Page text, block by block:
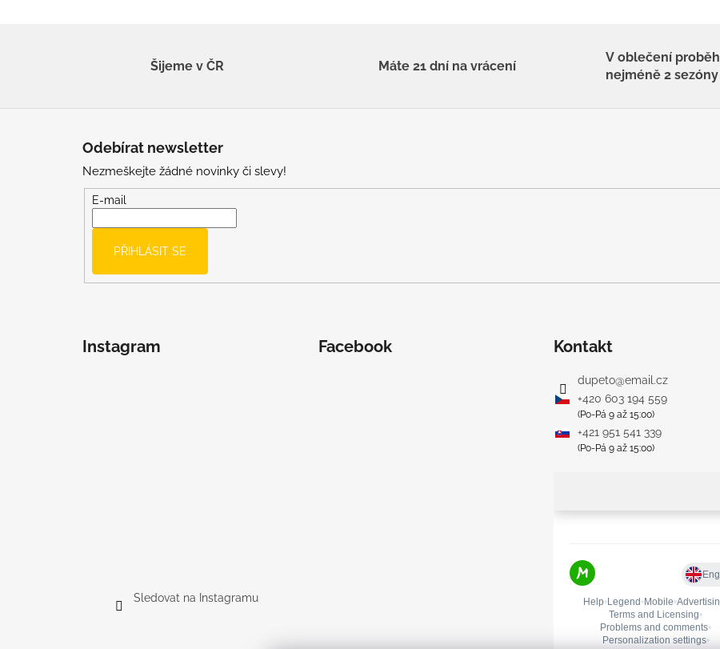
Šijeme v ČR Máte 21 dní na vrácení
V oblečení
nejméně 2 sezóny
Odebírat newsletter
Nezmeškejte žádné novinky či slevy!
E-mail
PŘIHLÁSIT SE
Instagram
Sledovat na Instagramu
Facebook Kontakt
dupeto@email.cz
+420 603 194 559
(Po-Pá 9 až 15:00)
+421 951 541 339
(Po-Pá 9 až 15:00)